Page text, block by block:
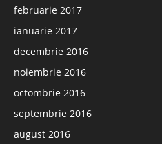
februarie 2017
ianuarie 2017
decembrie 2016
noiembrie 2016
octombrie 2016
septembrie 2016
august 2016